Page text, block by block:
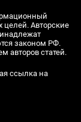
целей. Авторские
законом РФ.
авторов статей.
ссылка на